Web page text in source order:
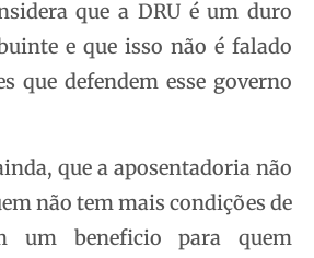
que a DRU é um duro
e que isso não é falado
que defendem esse governo
que a aposentadoria não
não tem mais condições de
um beneficio para quem